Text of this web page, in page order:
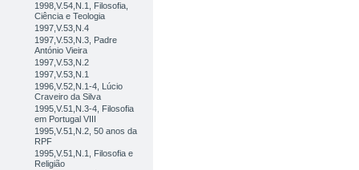
1998,V.54,N.1, Filosofia,
Ciência e Teologia
1997,V.53,N.4
1997,V.53,N.3, Padre
António Vieira
1997,V.53,N.2
1997,V.53,N.1
1996,V.52,N.1-4, Lúcio
Craveiro da Silva
1995,V.51,N.3-4, Filosofia
em Portugal VIII
1995,V.51,N.2, 50 anos da
RPF
1995,V.51,N.1, Filosofia e
Religião